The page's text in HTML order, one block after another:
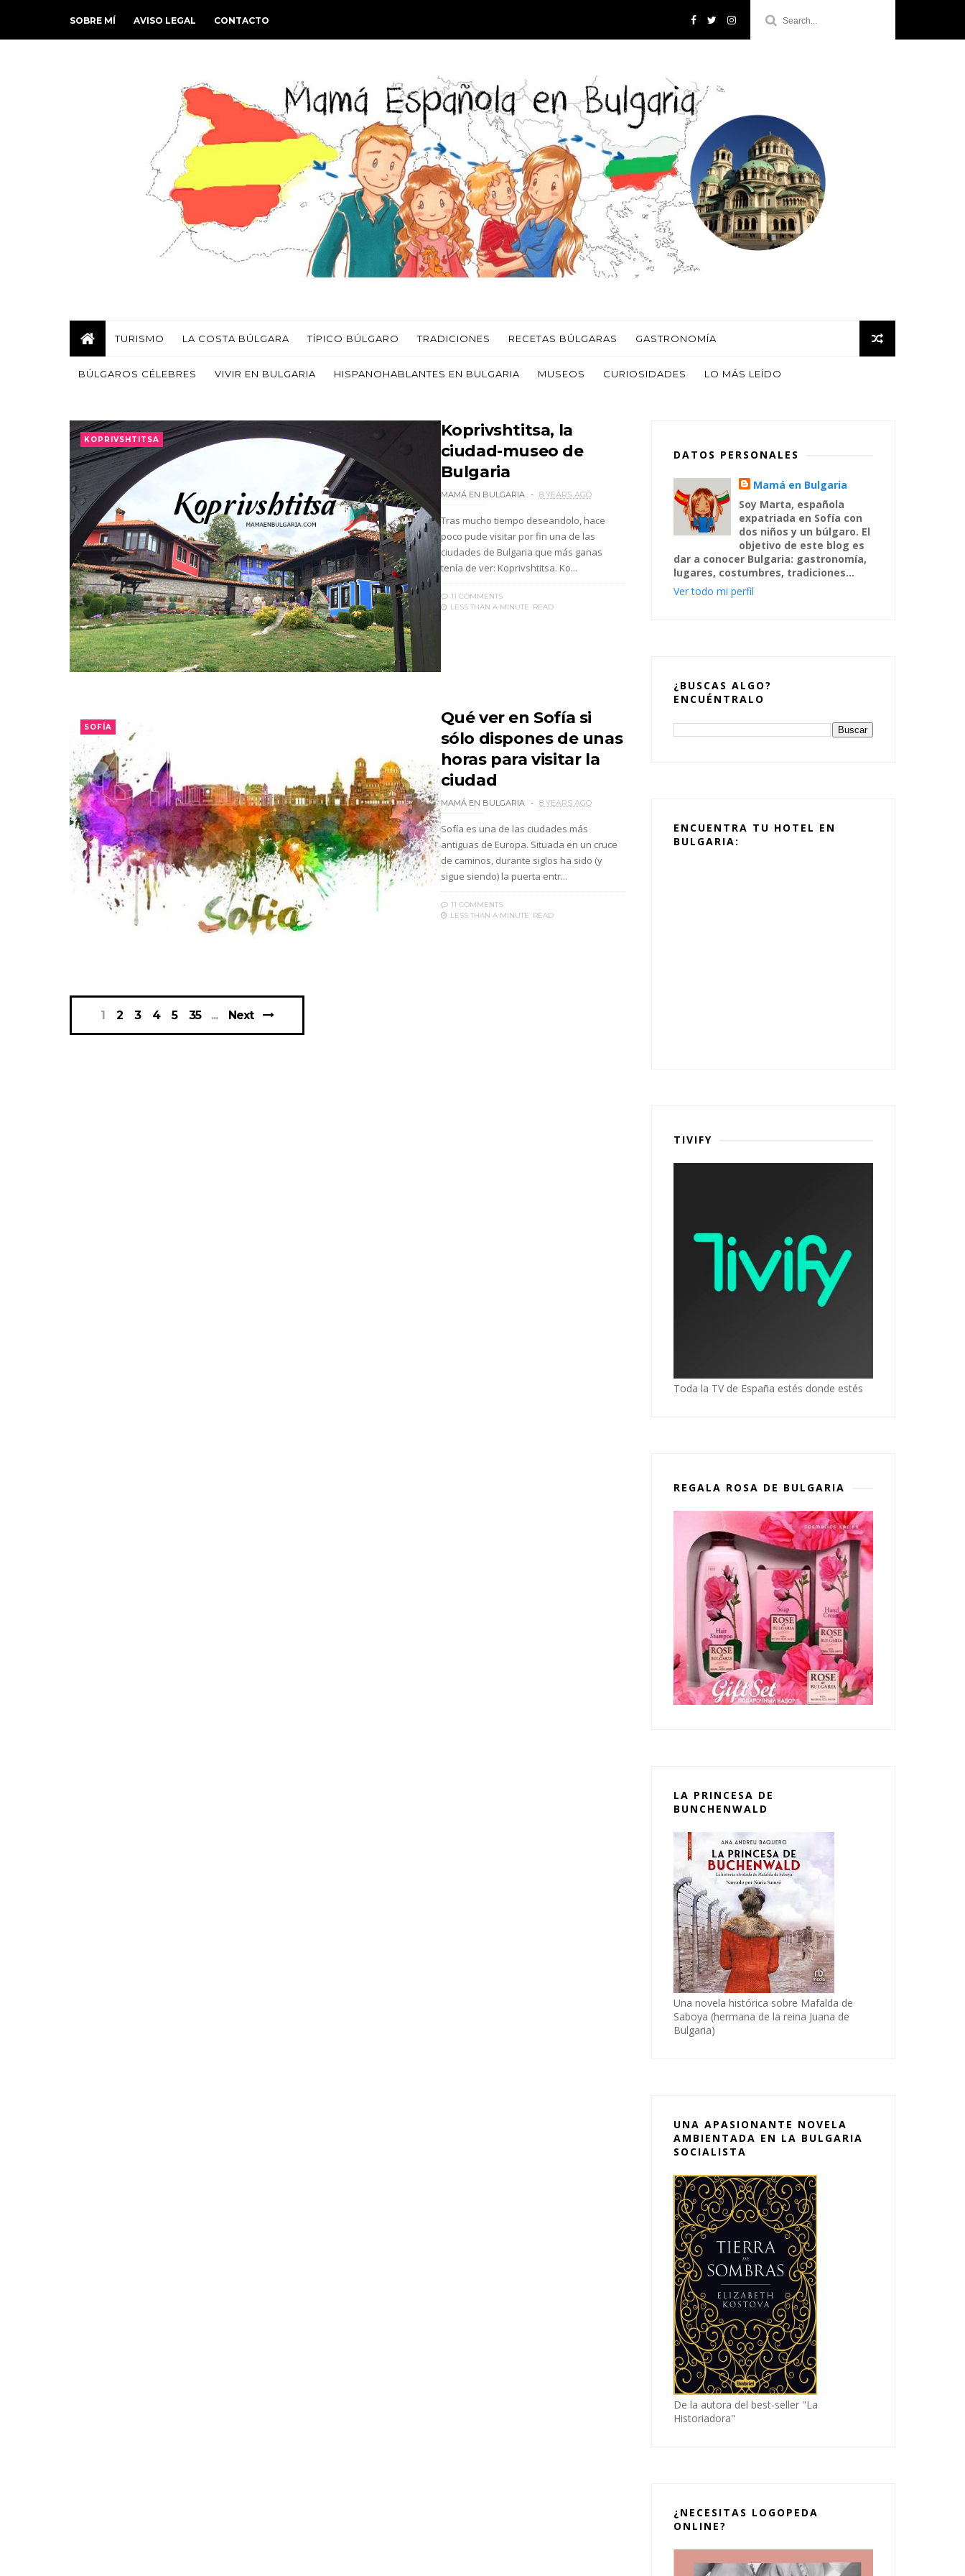
SOBRE MÍ AVISO LEGAL CONTACTO
TURISMO LA COSTA BÚLGARA TÍPICO BÚLGARO TRADICIONES RECETAS BÚLGARAS GASTRONOMÍA
BÚLGAROS CÉLEBRES VIVIR EN BULGARIA HISPANOHABLANTES EN BULGARIA MUSEOS CURIOSIDADES LO MÁS LEÍDO
KOPRIVSHTITSA
Koprivshtitsa, la
ciudad-museo de
Bulgaria
MAMÁ EN BULGARIA 8 YEARS AGO
Tras mucho tiempo deseandolo, hace
poco pude visitar por fin una de las
ciudades de Bulgaria que más ganas
tenía de ver: Koprivshtitsa. Ko...
11 COMMENTS
LESS THAN A MINUTE READ
SOFÍA
Qué ver en Sofía si
sólo dispones de unas
horas para visitar la
ciudad
MAMÁ EN BULGARIA 8 YEARS AGO
Sofía es una de las ciudades más
antiguas de Europa. Situada en un cruce
de caminos, durante siglos ha sido (y
sigue siendo) la puerta entr...
11 COMMENTS
LESS THAN A MINUTE READ
1 2 3 4 5 35 Next
DATOS PERSONALES
Mamá en Bulgaria
Soy Marta, española
expatriada en Sofía con
dos niños y un búlgaro. El
objetivo de este blog es
dar a conocer Bulgaria: gastronomía,
lugares, costumbres, tradiciones...
Ver todo mi perfil
¿BUSCAS ALGO?
ENCUÉNTRALO
ENCUENTRA TU HOTEL EN
BULGARIA:
TIVIFY
Toda la TV de España estés donde estés
REGALA ROSA DE BULGARIA
LA PRINCESA DE
BUNCHENWALD
Una novela histórica sobre Mafalda de
Saboya (hermana de la reina Juana de
Bulgaria)
UNA APASIONANTE NOVELA
AMBIENTADA EN LA BULGARIA
SOCIALISTA
De la autora del best-seller "La
Historiadora"
¿NECESITAS LOGOPEDA
ONLINE?